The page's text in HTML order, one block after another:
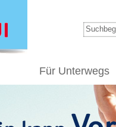
Für Unterwegs